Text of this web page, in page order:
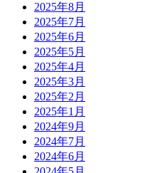
2025年8月
2025年7月
2025年6月
2025年5月
2025年4月
2025年3月
2025年2月
2025年1月
2024年9月
2024年7月
2024年6月